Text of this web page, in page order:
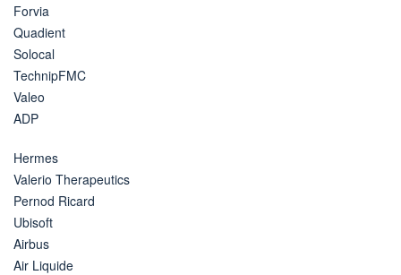
Forvia
Quadient
Solocal
TechnipFMC
Valeo
ADP
Hermes
Valerio Therapeutics
Pernod Ricard
Ubisoft
Airbus
Air Liquide